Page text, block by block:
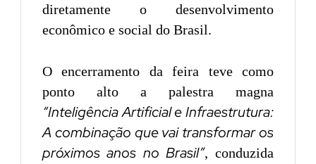
diretamente o desenvolvimento
econômico e social do Brasil.
O encerramento da feira teve como
ponto alto a palestra magna
“Inteligência Artificial e Infraestrutura:
A combinação que vai transformar os
próximos anos no Brasil”, conduzida